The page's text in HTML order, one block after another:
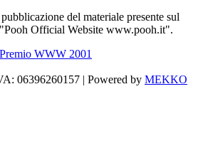
del materiale presente sul
Official Website www.pooh.it".
Premio WWW 2001
06396260157 | Powered by MEKKO